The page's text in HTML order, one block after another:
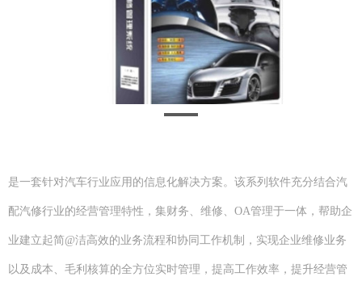
是一套针对汽车行业应用的信息化解决方案。该系列软件充分结合汽
配汽修行业的经营管理特性，集财务、维修、OA管理于一体，帮助企
业建立起简@洁高效的业务流程和协同工作机制，实现企业维修业务
以及成本、毛利核算的全方位实时管理，提高工作效率，提升经营管